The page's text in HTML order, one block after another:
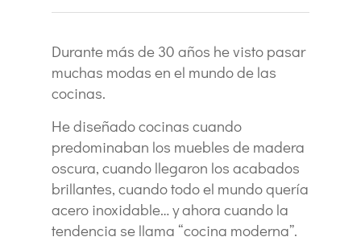
Durante más de 30 años he visto pasar
muchas modas en el mundo de las
cocinas.
He diseñado cocinas cuando
predominaban los muebles de madera
oscura, cuando llegaron los acabados
brillantes, cuando todo el mundo quería
acero inoxidable… y ahora cuando la
tendencia se llama “cocina moderna”.